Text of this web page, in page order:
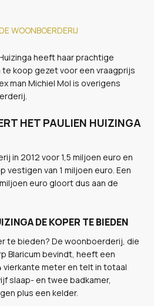
WOONBOERDERIJ
heeft haar prachtige
koop gezet voor een vraagprijs
man Michiel Mol is overigens
HET PAULIEN HUIZINGA
in 2012 voor 1,5 miljoen euro en
vestigen van 1 miljoen euro. Een
euro gloort dus aan de
DE KOPER TE BIEDEN
te bieden? De woonboerderij, die
Blaricum bevindt, heeft een
vierkante meter en telt in totaal
slaap- en twee badkamer,
plus een kelder.